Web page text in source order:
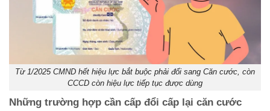
Từ 1/2025 CMND hết hiệu lực bắt buộc phải đổi sang Căn cước, còn
CCCD còn hiệu lực tiếp tục được dùng
Những trường hợp cần cấp đổi cấp lại căn cước